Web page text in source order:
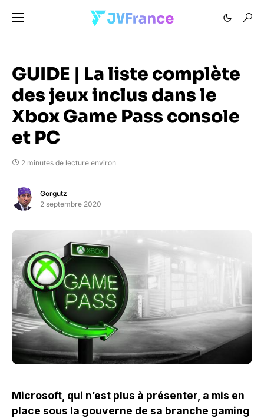
GUIDE | La liste complète
des jeux inclus dans le
Xbox Game Pass console
et PC
2 minutes de lecture environ
Gorgutz
2 septembre 2020
Microsoft, qui n’est plus à présenter, a mis en
place sous la gouverne de sa branche gaming